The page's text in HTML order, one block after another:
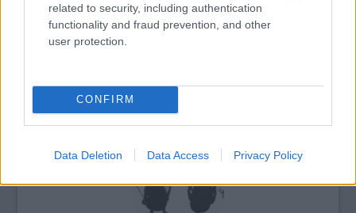
related to security, including authentication
functionality and fraud prevention, and other
user protection.
CONFIRM
Data Deletion Data Access Privacy Policy
Eszenyi Enikő garantáltan nem okoz majd
csalódást.
Színház